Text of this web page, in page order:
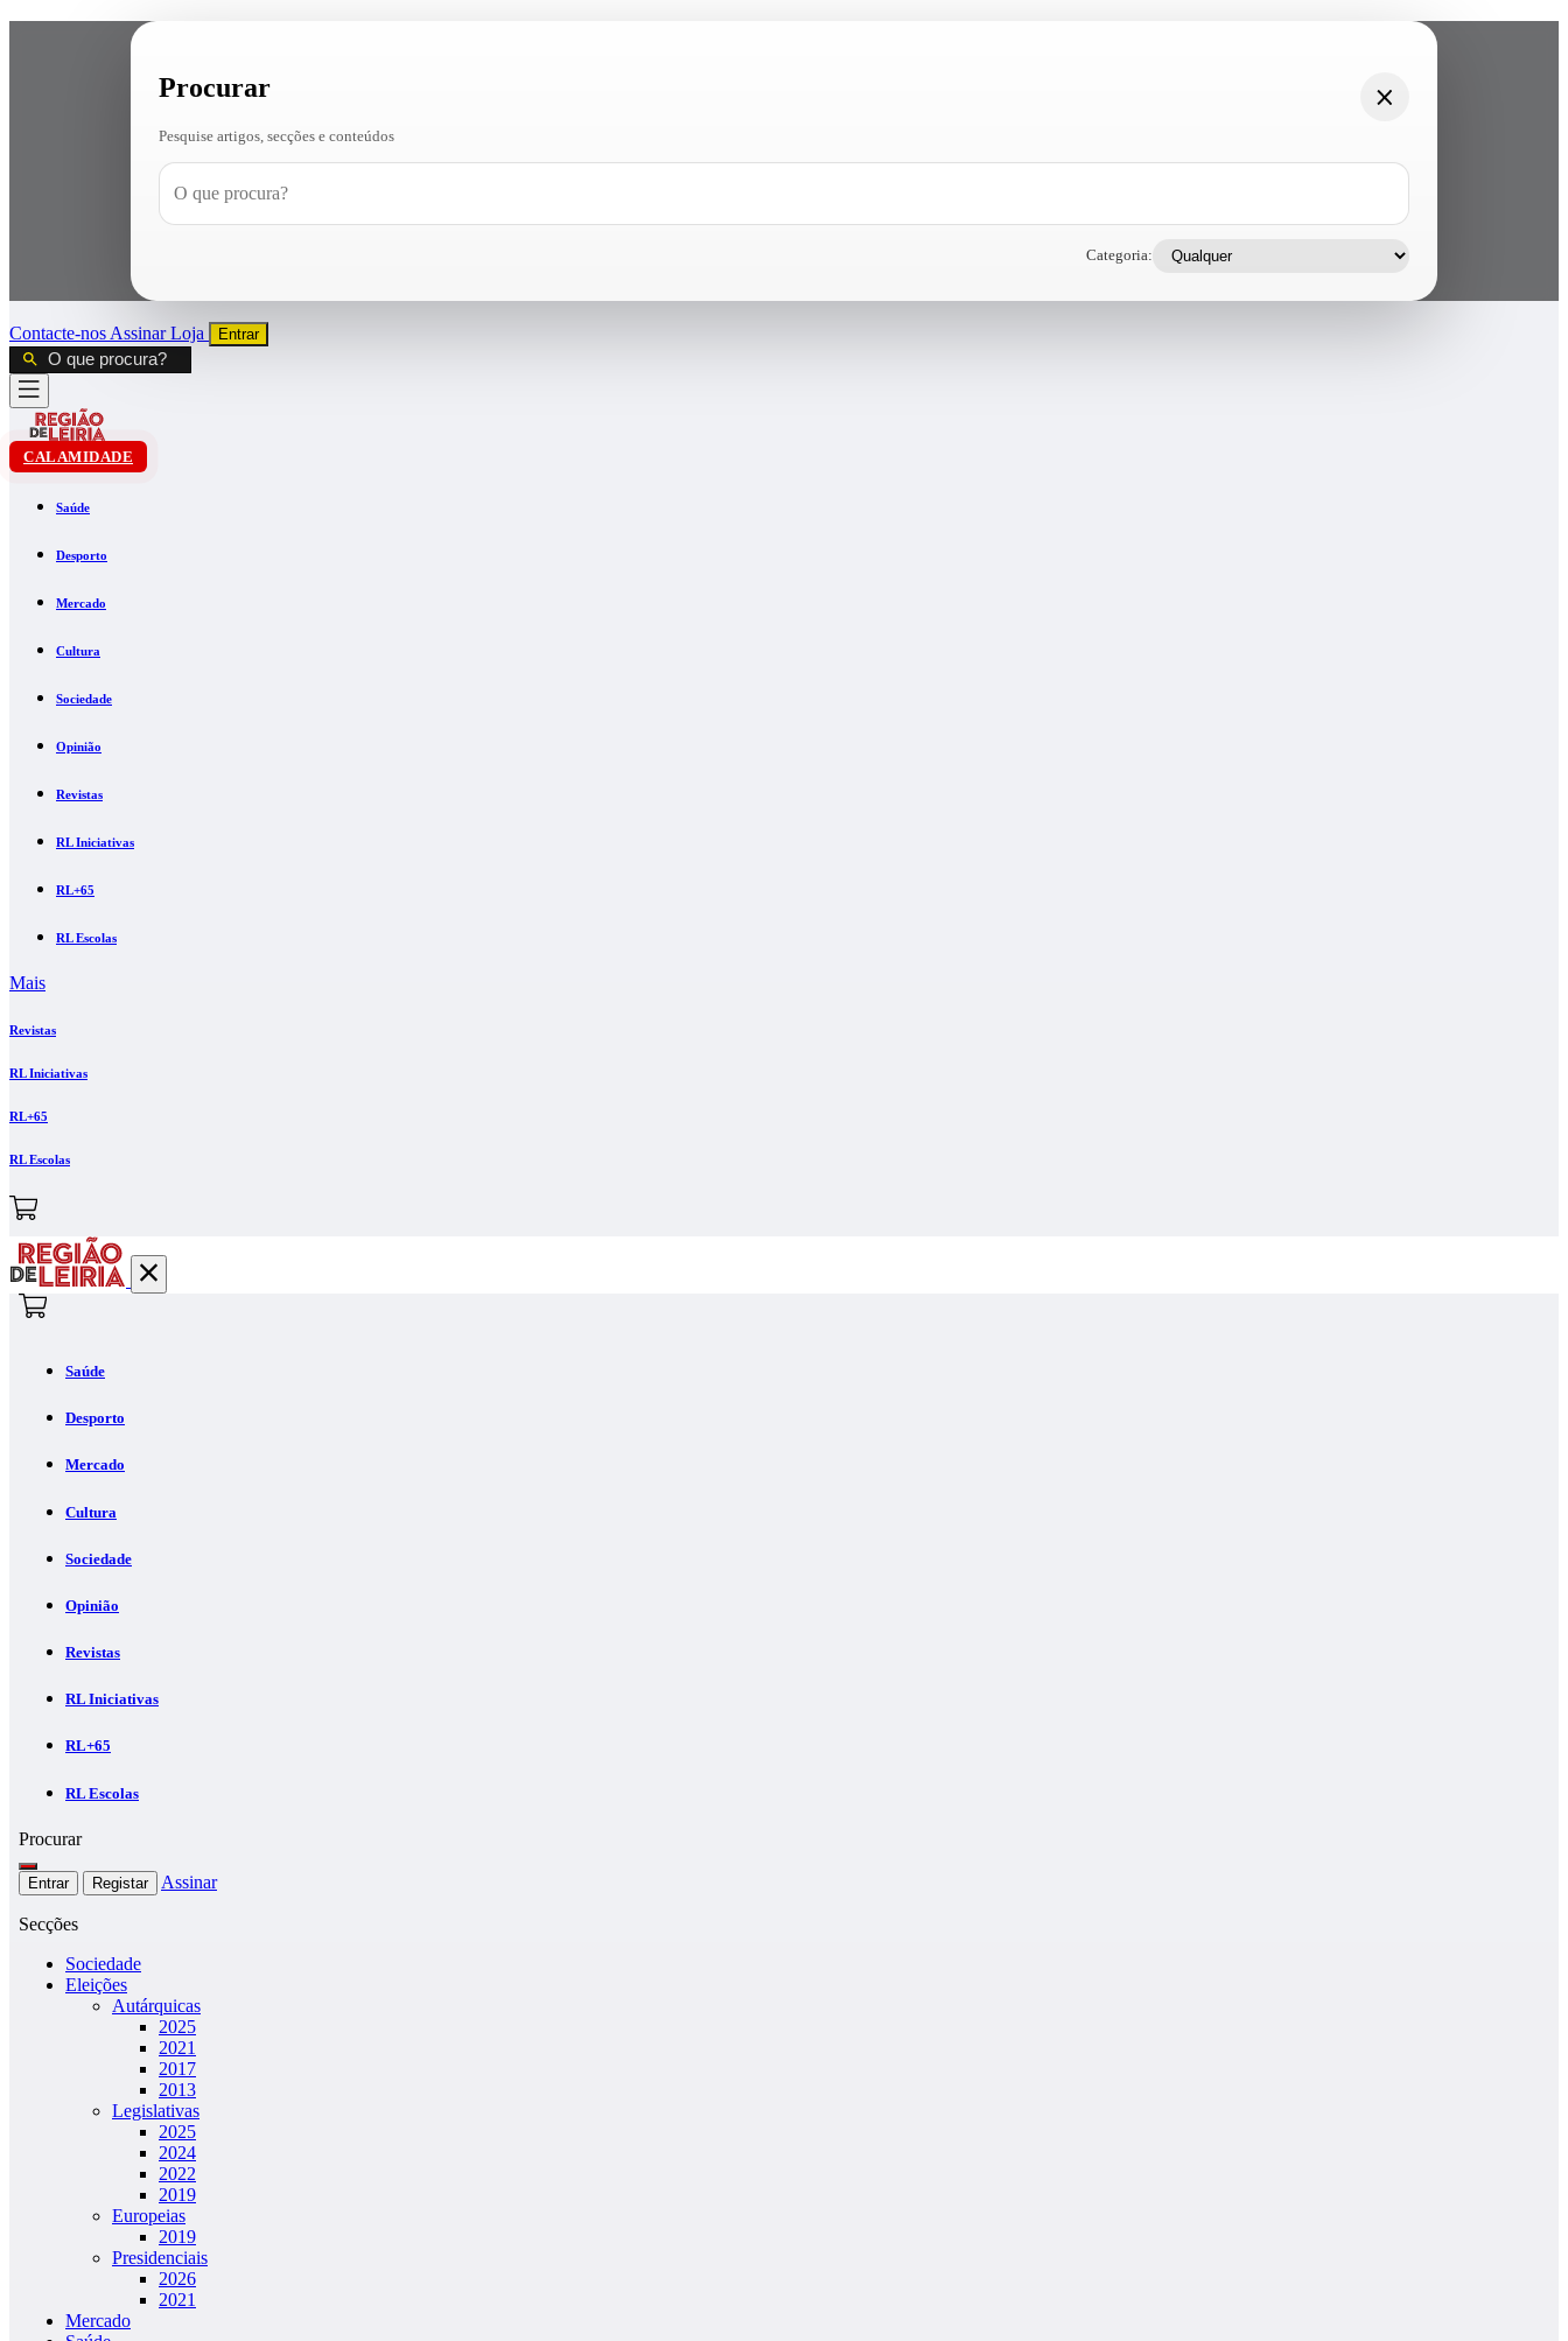
Procurar
Pesquise artigos, secções e conteúdos
Categoria:
Contacte-nos AssinarLoja Entrar
CALAMIDADE
Saúde
Desporto
Mercado
Cultura
Sociedade
Opinião
Revistas
RL Iniciativas
RL+65
RL Escolas
Mais
Revistas
RL Iniciativas
RL+65
RL Escolas
Saúde
Desporto
Mercado
Cultura
Sociedade
Opinião
Revistas
RL Iniciativas
RL+65
RL Escolas
Procurar
Entrar Registar Assinar
Secções
Sociedade
Eleições
Autárquicas
2025
2021
2017
2013
Legislativas
2025
2024
2022
2019
Europeias
2019
Presidenciais
2026
2021
Mercado